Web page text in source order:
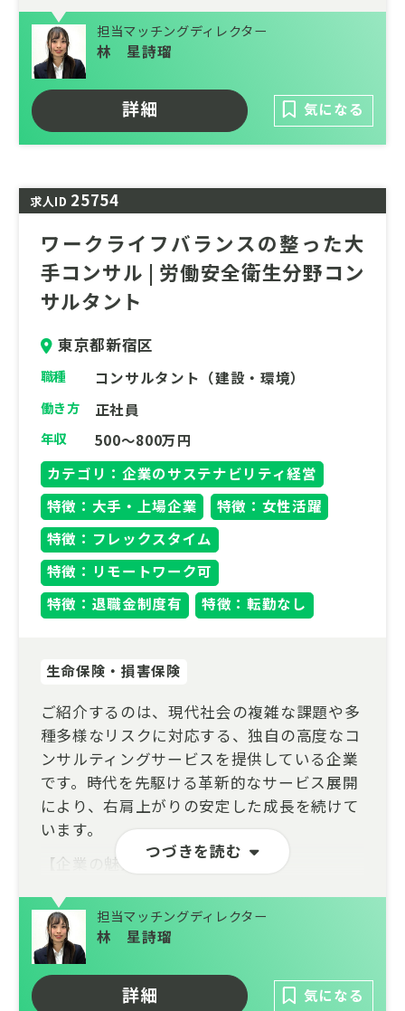
・社会的影響力の大きな案件に携わるやりが
い
クライアントは日本を代表する大手企業や官
公庁が中心です。社会的なインパクトが非常
に大きく、社会に貢献している実感を味わえ
ます。
各分野のスペシャリストが多数在籍してお
り、専門性を高められる環境が整っていま
す。また、ワークライフバランスを重視した
制度（リモートワーク、充実した各種休暇な
ど）が整備されており、長期的にキャリアを
担当マッチングディレクター
林 星詩瑠
詳細 気になる
求人ID 25754
ワークライフバランスの整った大
手コンサル | 労働安全衛生分野コン
サルタント
東京都新宿区
職種 コンサルタント（建設・環境）
働き方 正社員
年収
500～800万円
カテゴリ：企業のサステナビリティ経営
特徴：大手・上場企業
特徴：女性活躍
特徴：フレックスタイム
特徴：リモートワーク可
特徴：退職金制度有
特徴：転勤なし
つづきを読む
生命保険・損害保険
ご紹介するのは、現代社会の複雑な課題や多
種多様なリスクに対応する、独自の高度なコ
ンサルティングサービスを提供している企業
です。時代を先駆ける革新的なサービス展開
により、右肩上がりの安定した成長を続けて
います。
【企業の魅力】
・社会的影響力の大きな案件に携わるやりが
い
クライアントは日本を代表する大手企業や官
公庁が中心です。社会的なインパクトが非常
に大きく、社会に貢献している実感を味わえ
担当マッチングディレクター
林 星詩瑠
詳細 気になる